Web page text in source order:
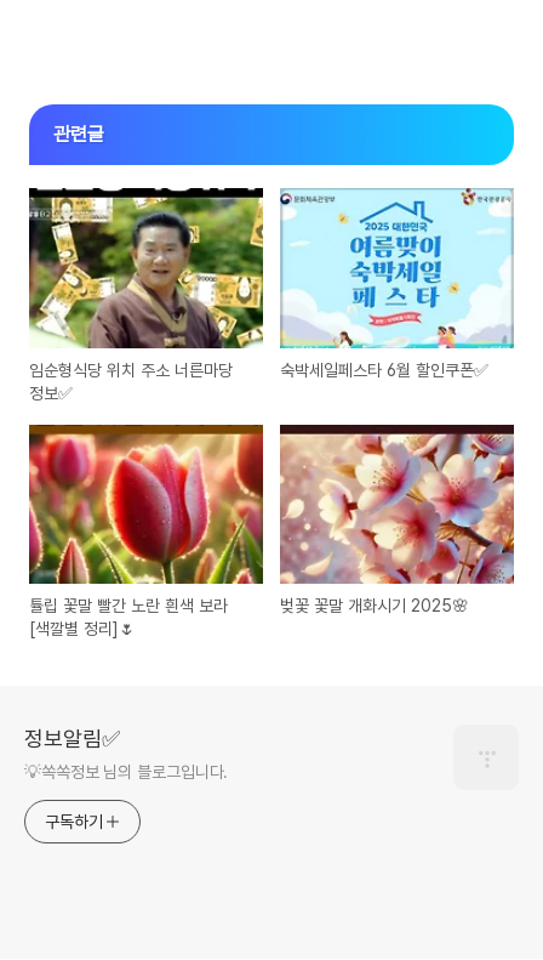
관련글
임순형식당 위치 주소 너른마당
정보✅
숙박세일페스타 6월 할인쿠폰✅
튤립 꽃말 빨간 노란 흰색 보라
[색깔별 정리]🌷
벚꽃 꽃말 개화시기 2025🌸
정보알림✅
💡쏙쏙정보 님의 블로그입니다.
구독하기